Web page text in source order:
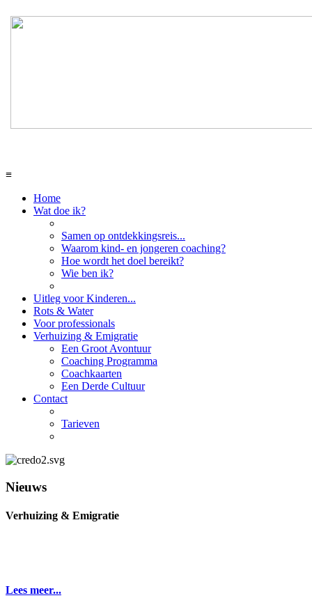
≡
Home
Wat doe ik?
Samen op ontdekkingsreis...
Waarom kind- en jongeren coaching?
Hoe wordt het doel bereikt?
Wie ben ik?
Uitleg voor Kinderen...
Rots & Water
Voor professionals
Verhuizing & Emigratie
Een Groot Avontuur
Coaching Programma
Coachkaarten
Een Derde Cultuur
Contact
Tarieven
Nieuws
Verhuizing & Emigratie
Lees meer...